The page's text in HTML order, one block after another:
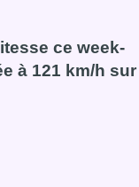
recense des
ce week-
à 121 km/h sur
vitesse ce week-